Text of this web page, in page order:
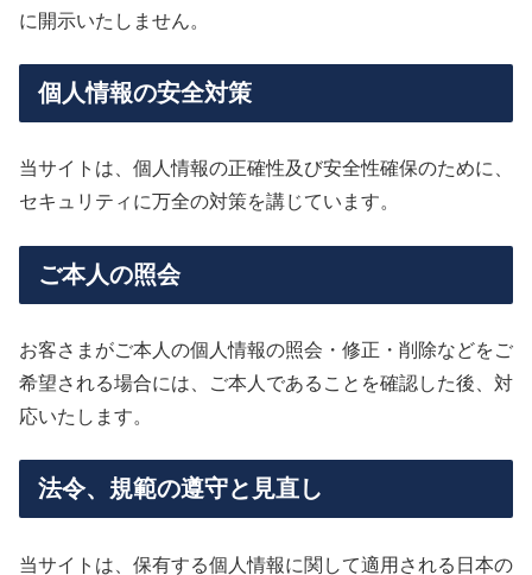
に開示いたしません。
個人情報の安全対策
当サイトは、個人情報の正確性及び安全性確保のために、
セキュリティに万全の対策を講じています。
ご本人の照会
お客さまがご本人の個人情報の照会・修正・削除などをご
希望される場合には、ご本人であることを確認した後、対
応いたします。
法令、規範の遵守と見直し
当サイトは、保有する個人情報に関して適用される日本の